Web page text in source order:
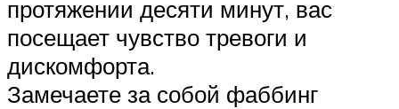
протяжении десяти минут, вас
посещает чувство тревоги и
дискомфорта.
Замечаете за собой фаббинг